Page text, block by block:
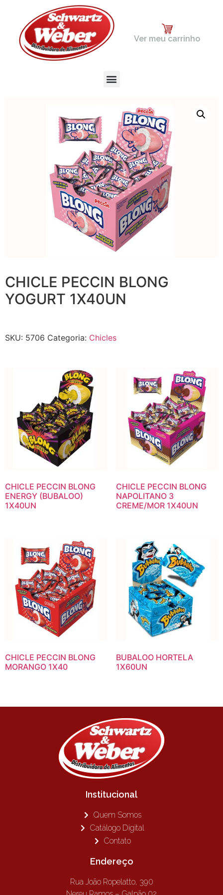
Ver meu carrinho
CHICLE PECCIN BLONG
YOGURT 1X40UN
SKU: 5706 Categoria: Chicles
CHICLE PECCIN BLONG
ENERGY (BUBALOO)
1X40UN
CHICLE PECCIN BLONG
NAPOLITANO 3
CREME/MOR 1X40UN
CHICLE PECCIN BLONG
MORANGO 1X40
BUBALOO HORTELA
1X60UN
Institucional
Quem Somos
Catálogo Digital
Contato
Endereço
Rua João Ropelatto, 390